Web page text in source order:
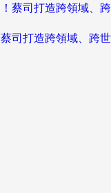
打造跨領域、跨